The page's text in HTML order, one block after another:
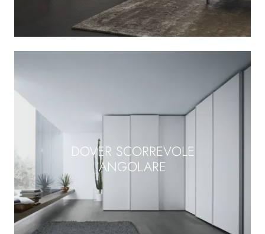
DOVER SCORREVOLE
ANGOLARE